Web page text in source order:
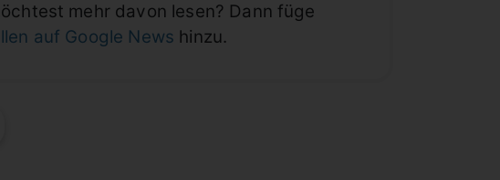
mehr davon lesen? Dann füge
auf Google News hinzu.